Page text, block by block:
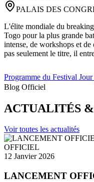
PALAIS DES
L'élite mondiale du
Togo pour la plus grande
intense, de workshops et
pas seulement le titre, il
Programme du Festival
Blog Officiel
ACTUALITÉS
Voir toutes les actualités
OFFICIEL
12 Janvier 2026
LANCEMENT